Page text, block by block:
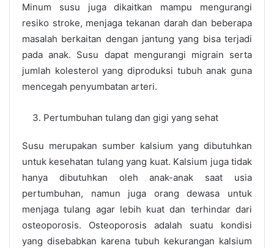
Minum susu juga dikaitkan mampu mengurangi
resiko stroke, menjaga tekanan darah dan beberapa
masalah berkaitan dengan jantung yang bisa terjadi
pada anak. Susu dapat mengurangi migrain serta
jumlah kolesterol yang diproduksi tubuh anak guna
mencegah penyumbatan arteri.
Pertumbuhan tulang dan gigi yang sehat
Susu merupakan sumber kalsium yang dibutuhkan
untuk kesehatan tulang yang kuat. Kalsium juga tidak
hanya dibutuhkan oleh anak-anak saat usia
pertumbuhan, namun juga orang dewasa untuk
menjaga tulang agar lebih kuat dan terhindar dari
osteoporosis. Osteoporosis adalah suatu kondisi
yang disebabkan karena tubuh kekurangan kalsium